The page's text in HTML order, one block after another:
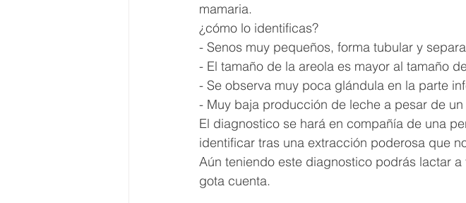
mamaria.
¿cómo lo identificas?
- Senos muy pequeños, forma tubular y
- El tamaño de la areola es mayor al tamaño
- Se observa muy poca glándula en la parte
- Muy baja producción de leche a pesar de
El diagnostico se hará en compañía de una
identificar tras una extracción poderosa que
Aún teniendo este diagnostico podrás lactar
gota cuenta.